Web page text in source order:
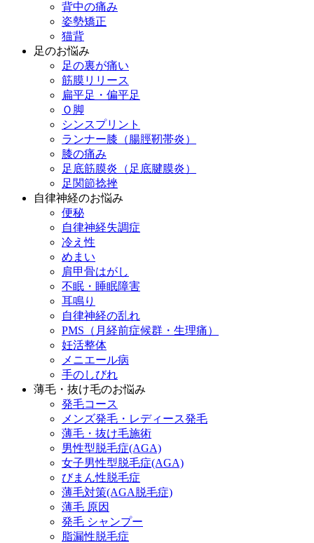
背中の痛み
姿勢矯正
猫背
足のお悩み
足の裏が痛い
筋膜リリース
扁平足・偏平足
Ｏ脚
シンスプリント
ランナー膝（腸脛靭帯炎）
膝の痛み
足底筋膜炎（足底腱膜炎）
足関節捻挫
自律神経のお悩み
便秘
自律神経失調症
冷え性
めまい
肩甲骨はがし
不眠・睡眠障害
耳鳴り
自律神経の乱れ
PMS（月経前症候群・生理痛）
妊活整体
メニエール病
手のしびれ
薄毛・抜け毛のお悩み
発毛コース
メンズ発毛・レディース発毛
薄毛・抜け毛施術
男性型脱毛症(AGA)
女子男性型脱毛症(AGA)
びまん性脱毛症
薄毛対策(AGA脱毛症)
薄毛 原因
発毛 シャンプー
脂漏性脱毛症